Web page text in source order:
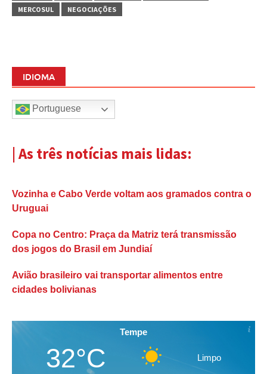
MERCOSUL
NEGOCIAÇÕES
IDIOMA
Portuguese
| As três notícias mais lidas:
Vozinha e Cabo Verde voltam aos gramados contra o
Uruguai
Copa no Centro: Praça da Matriz terá transmissão
dos jogos do Brasil em Jundiaí
Avião brasileiro vai transportar alimentos entre
cidades bolivianas
Tempe
32°C Limpo